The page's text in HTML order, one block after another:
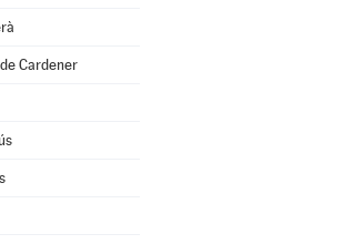
Cardener